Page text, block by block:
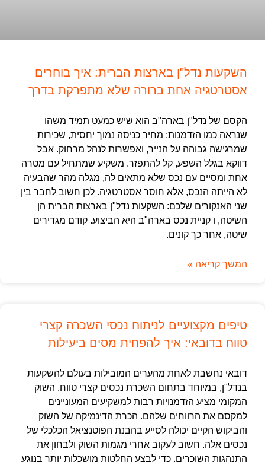
השקעות נדל"ן בארצות הברית: איך בוחרים
אסטרטגיה אחת ברורה שלא מתפרקת בדרך
הקסם של נדל"ן בארה"ב הוא שיש כמעט תמיד משהו
שנראה כמו הזדמנות: מחיר כניסה נמוך יחסית, שכירות
שמרגישה גבוהה על הנייר, ואפשרות לנהל מרחוק. אבל
דווקא בגלל השפע, קל להתפזר. משקיע שמתחיל עם מטרה
אחת ומסיים עם נכס שלא מתאים לה, מגלה מהר שהבעיה
לא הייתה הנכס, אלא חוסר אסטרטגיה. לכן חשוב לחבר בין
שני האנקורים שלכם: השקעות נדל"ן בארצות הברית הן
השיטה, ו קניית נכס בארה"ב היא הביצוע. קודם מגדירים
שיטה, אחר כך קונים.
המשך קריאה »
טיפים מקצועיים לניתוח נכסי השכרה קצרי
טווח בדובאי: איך להפחית מסים ביעילות
דובאי נחשבת לאחת מהערים המובילות בעולם להשקעות
בנדל"ן, במיוחד בתחום השכרת נכסים קצרי טווח. השוק
המקומי מציע הזדמנויות רבות למשקיעים המעוניינים
למקסם את הרווחים שלהם. הכרת הדינמיקה של השוק
והביקוש הקיים יכולה לסייע בהבנת הפוטנציאל הכלכלי של
נכסים אלה. חשוב לעקוב אחרי מגמות השוק ולבחון את
התנהגות השוכרים, כדי לבצע החלטות מושכלות יותר בנוגע